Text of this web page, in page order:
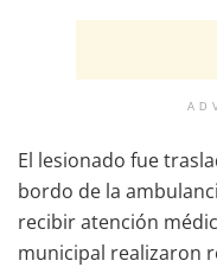
El lesionado fue
bordo de la
recibir atención
municipal realizaron